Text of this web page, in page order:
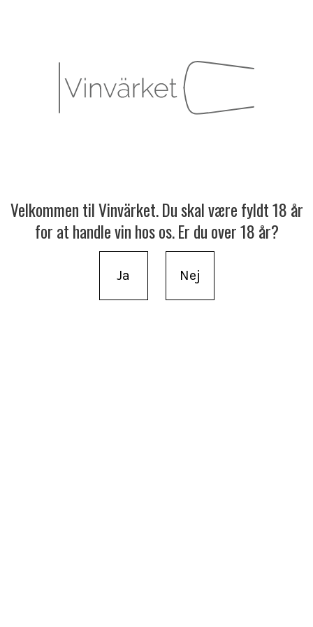
Velkommen til Vinvärket. Du skal være fyldt 18 år
for at handle vin hos os. Er du over 18 år?
Ja Nej